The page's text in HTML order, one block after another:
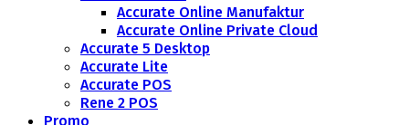
Accurate Online Manufaktur
Accurate Online Private Cloud
Accurate 5 Desktop
Accurate Lite
Accurate POS
Rene 2 POS
Promo